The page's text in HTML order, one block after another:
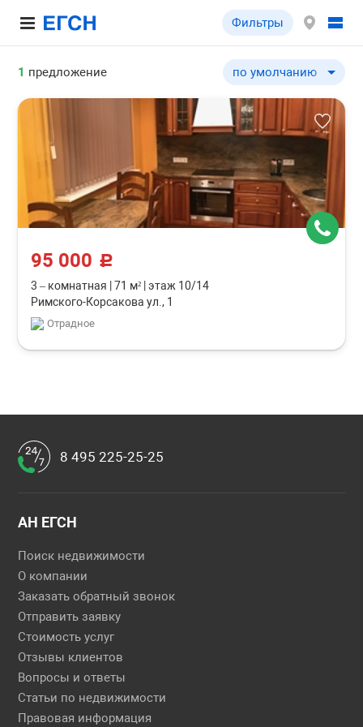
Фильтры
1 предложение по умолчанию
по умолчанию
по цене ↓
по цене ↑
по комнатности ↓
по комнатности ↑
по общей площади ↓
по общей площади ↑
95 000 c
3 – комнатная 71 м² этаж 10/14
Римского-Корсакова ул., 1
Отрадное
8 495 225-25-25
АН ЕГСН
Поиск недвижимости
О компании
Заказать обратный звонок
Отправить заявку
Стоимость услуг
Отзывы клиентов
Вопросы и ответы
Статьи по недвижимости
Правовая информация